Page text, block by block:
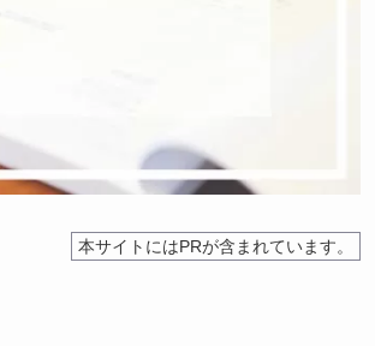
本サイトにはPRが含まれています。